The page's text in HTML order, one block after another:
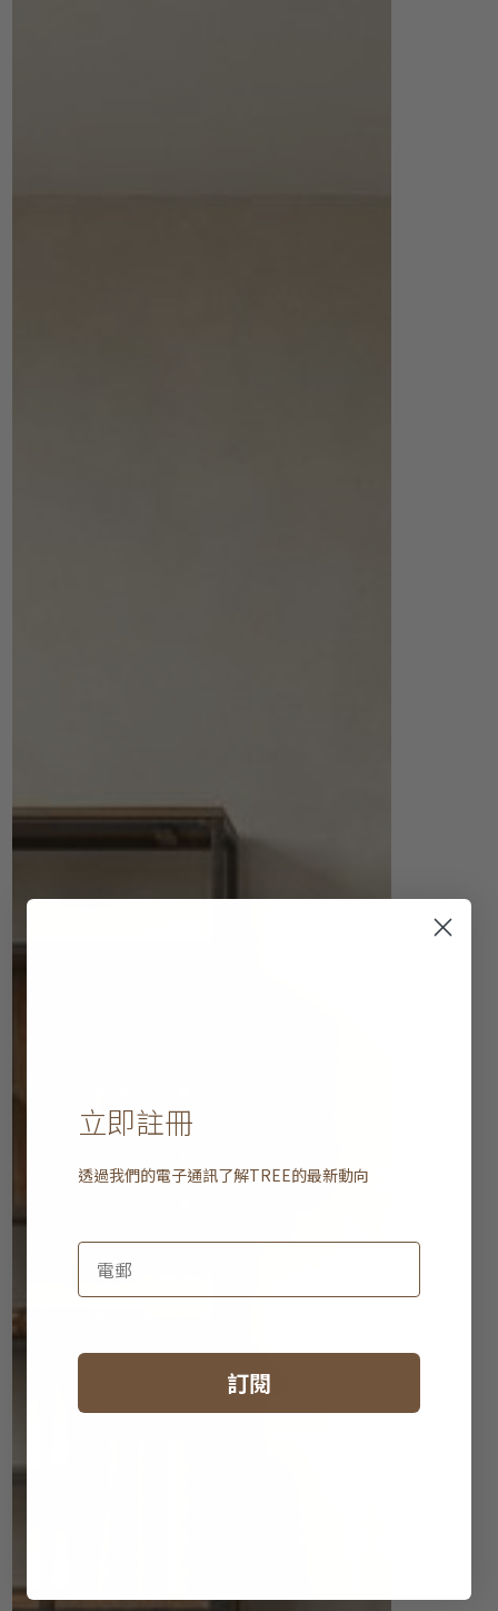
立即註冊
透過我們的電子通訊了解TREE的最新動向
訂閱